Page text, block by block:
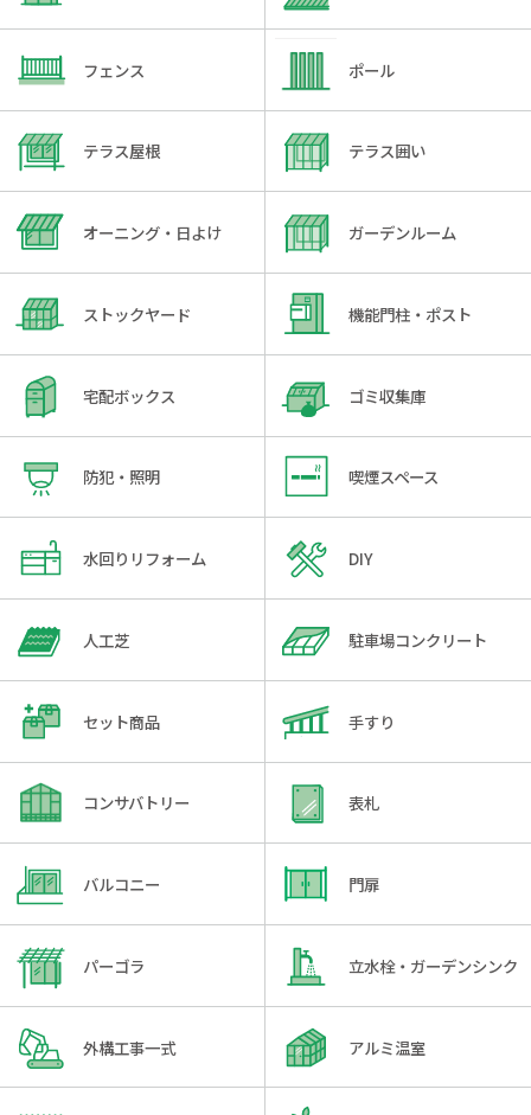
フェンス ポール
テラス屋根 テラス囲い
オーニング・日よけ ガーデンルーム
ストックヤード 機能門柱・ポスト
宅配ボックス ゴミ収集庫
防犯・照明 喫煙スペース
水回りリフォーム DIY
人工芝 駐車場コンクリート
セット商品 手すり
コンサバトリー 表札
バルコニー 門扉
パーゴラ 立水栓・ガーデンシンク
外構工事一式 アルミ温室